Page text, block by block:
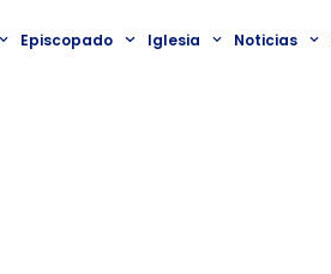
Episcopado Iglesia Noticias